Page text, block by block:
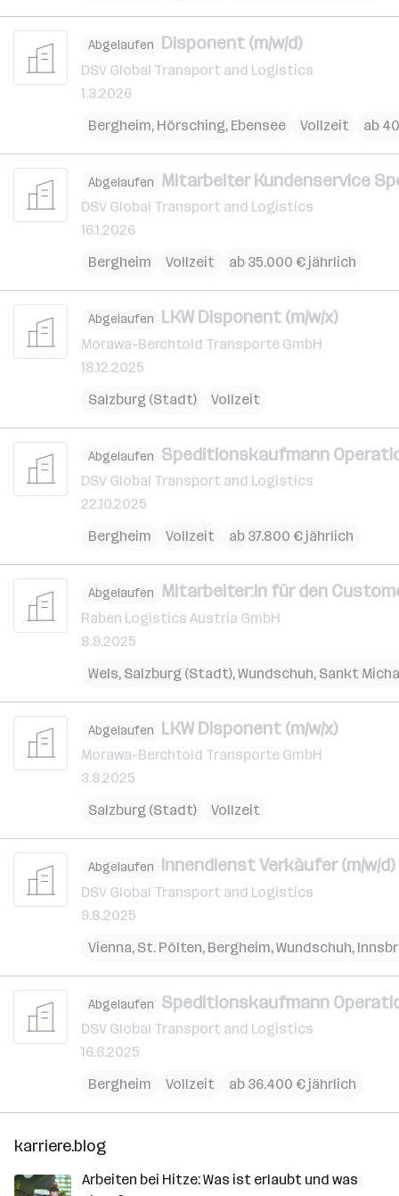
Abgelaufen Disponent (m/w/d)
DSV Global Transport and Logistics
1.3.2026
Bergheim, Hörsching, Ebensee Vollzeit ab
Abgelaufen Mitarbeiter Kundenservice
DSV Global Transport and Logistics
16.1.2026
Bergheim
Vollzeit ab 35.000 € jährlich
Abgelaufen LKW Disponent (m/w/x)
Morawa-Berchtold Transporte GmbH
18.12.2025
Salzburg (Stadt)
Vollzeit
Abgelaufen Speditionskaufmann
DSV Global Transport and Logistics
22.10.2025
Bergheim
Vollzeit ab 37.800 € jährlich
Abgelaufen Mitarbeiter:in für den
Raben Logistics Austria GmbH
8.9.2025
Wels, Salzburg (Stadt),Wundschuh, Sankt
Abgelaufen LKW Disponent (m/w/x)
Morawa-Berchtold Transporte GmbH
3.9.2025
Salzburg (Stadt)
Vollzeit
Abgelaufen Innendienst Verkäufer (m/w/d)
DSV Global Transport and Logistics
9.8.2025
Vienna, St. Pölten, Bergheim,Wundschuh,
Abgelaufen Speditionskaufmann
DSV Global Transport and Logistics
16.6.2025
Bergheim
Vollzeit ab 36.400 € jährlich
karriere.blog
Arbeiten bei Hitze: Was ist erlaubt und was